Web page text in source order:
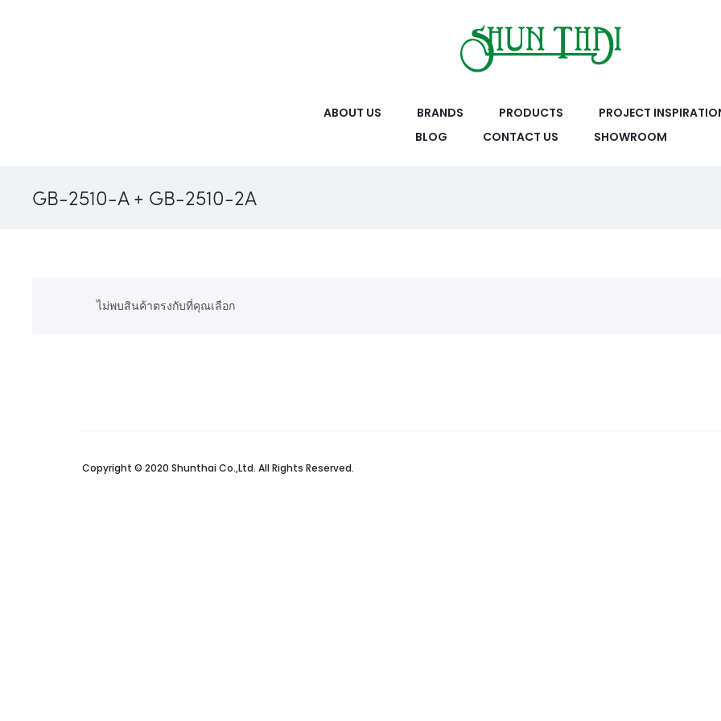
ABOUT US BRANDS PRODUCTS
PROJECT
BLOG
CONTACT US SHOWROOM
GB-2510-A + GB-2510-2A
ไม่พบสินค้าตรงกับที่คุณเลือก
Copyright © 2020 Shunthai Co.,Ltd. All Rights Reserved.